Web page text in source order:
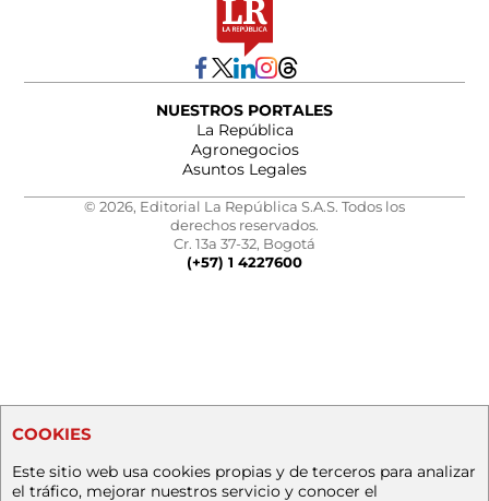
NUESTROS PORTALES
La República
Agronegocios
Asuntos Legales
© 2026, Editorial La República S.A.S. Todos los
derechos reservados.
Cr. 13a 37-32, Bogotá
(+57) 1 4227600
COOKIES
Este sitio web usa cookies propias y de terceros para analizar
el tráfico, mejorar nuestros servicio y conocer el